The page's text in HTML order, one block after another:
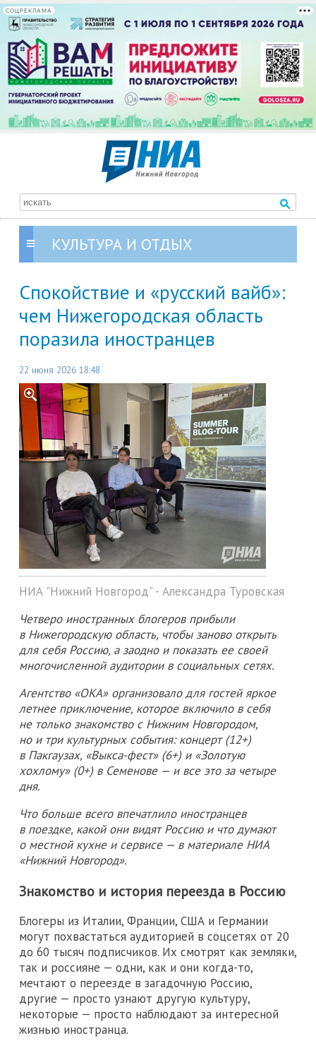
СОЦРЕКЛАМА
КУЛЬТУРА И ОТДЫХ
Спокойствие и «русский вайб»:
чем Нижегородская область
поразила иностранцев
22 июня 2026 18:48
НИА "Нижний Новгород" - Александра Туровская
Четверо иностранных блогеров прибыли
в Нижегородскую область, чтобы заново открыть
для себя Россию, а заодно и показать ее своей
многочисленной аудитории в социальных сетях.
Агентство «ОКА» организовало для гостей яркое
летнее приключение, которое включило в себя
не только знакомство с Нижним Новгородом,
но и три культурных события: концерт (12+)
в Пакгаузах, «Выкса-фест» (6+) и «Золотую
хохлому» (0+) в Семенове — и все это за четыре
дня.
Что больше всего впечатлило иностранцев
в поездке, какой они видят Россию и что думают
о местной кухне и сервисе — в материале НИА
«Нижний Новгород».
Знакомство и история переезда в Россию
Блогеры из Италии, Франции, США и Германии
могут похвастаться аудиторией в соцсетях от 20
до 60 тысяч подписчиков. Их смотрят как земляки,
так и россияне — одни, как и они когда-то,
мечтают о переезде в загадочную Россию,
другие — просто узнают другую культуру,
некоторые — просто наблюдают за интересной
жизнью иностранца.